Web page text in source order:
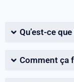
Qu’est-ce
Comment ça